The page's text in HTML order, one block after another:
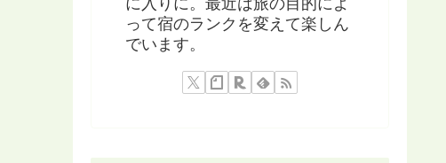
に入りに。最近は旅の目的によ
って宿のランクを変えて楽しん
でいます。